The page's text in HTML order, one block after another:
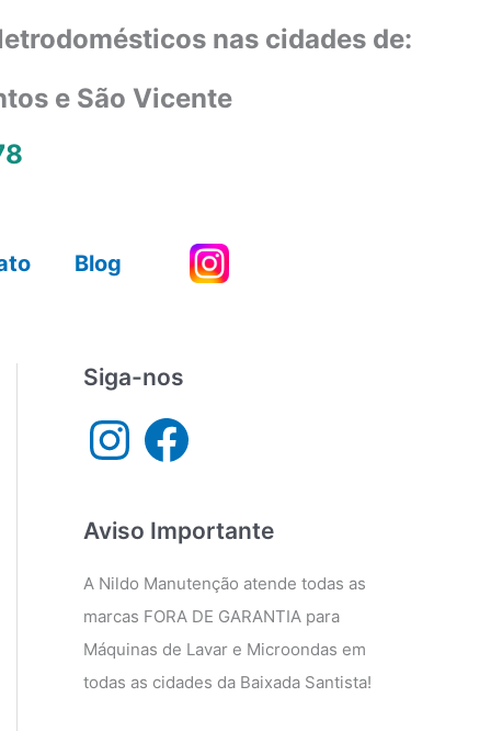
nas cidades de:
e São Vicente
Blog
Siga-nos
n
s
a
a
c
k
Aviso Importante
A Nildo Manutenção atende todas as
marcas FORA DE GARANTIA para
Máquinas de Lavar e Microondas em
todas as cidades da Baixada Santista!